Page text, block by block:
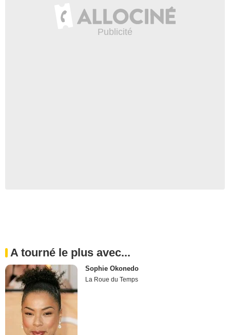
A tourné le plus avec...
Sophie Okonedo
La Roue du Temps